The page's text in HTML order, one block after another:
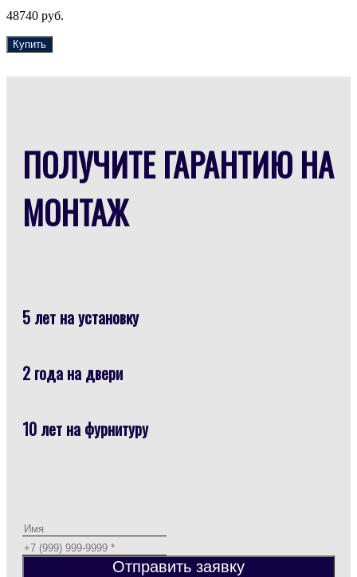
48740 руб.
Купить
ПОЛУЧИТЕ ГАРАНТИЮ НА
МОНТАЖ
5 лет на установку
2 года на двери
10 лет на фурнитуру
Отправить заявку